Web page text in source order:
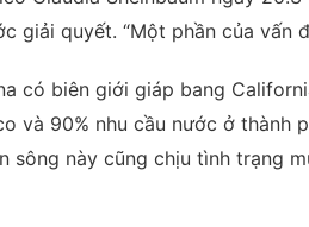
giải quyết. “Một phần của vấn
có biên giới giáp bang
và 90% nhu cầu nước ở thành
sông này cũng chịu tình trạng